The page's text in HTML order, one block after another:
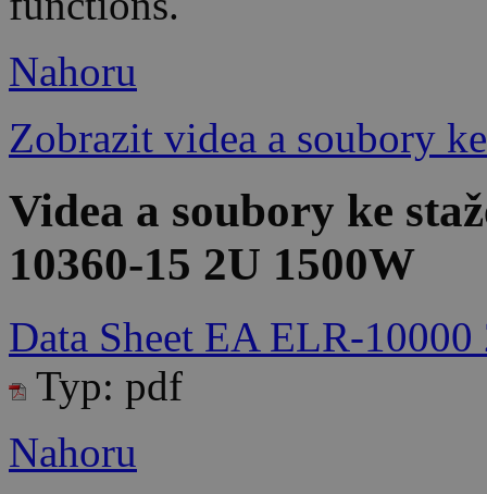
Nahoru
Zobrazit videa a soubory
Videa a soubory ke
10360-15 2U 1500W
Data Sheet EA ELR-10000
Typ: pdf
Nahoru